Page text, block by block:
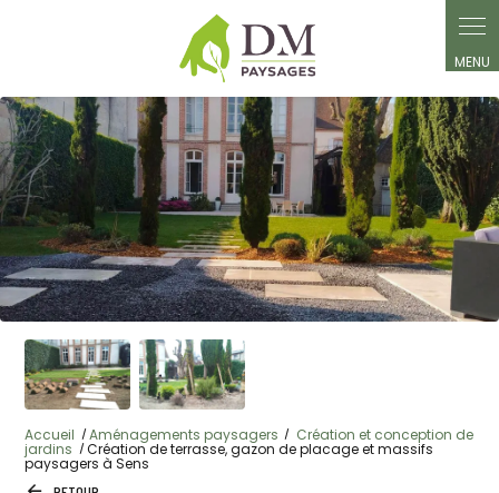
Accueil Aménagements paysagers Création et conception de
jardins Création de terrasse, gazon de placage et massifs
paysagers à Sens